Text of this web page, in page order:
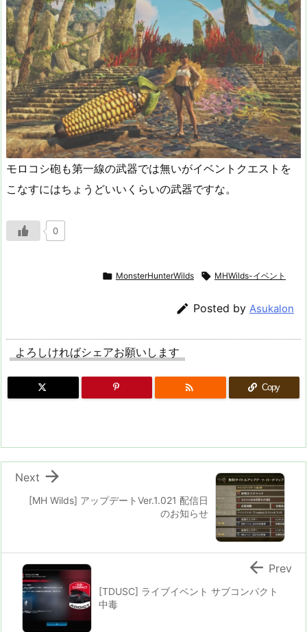
モロコシ砲も第一線の武器では無いがイベントクエストを
こなすにはちょうどいいくらいの武器ですな。
0
 MonsterHunterWilds  MHWilds-イベント
 Posted by Asukalon
よろしければシェアお願いします
 Copy
[MH Wilds] アップデートVer.1.021 配信日
のお知らせ

Next
[TDUSC] ライブイベント サブコンパクト
中毒
 Prev